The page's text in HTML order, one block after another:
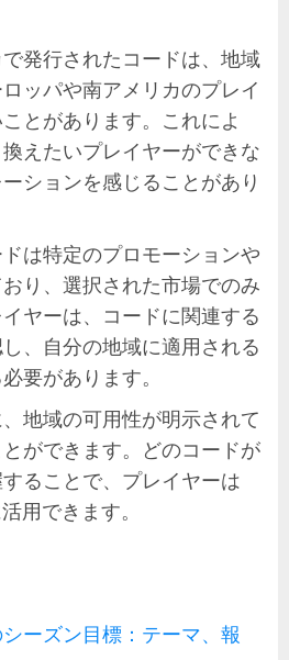
発行されたコードは、地域
ッパや南アメリカのプレイ
とがあります。これによ
えたいプレイヤーができな
ションを感じることがあり
は特定のプロモーションや
り、選択された市場でのみ
ヤーは、コードに関連する
、自分の地域に適用される
要があります。
地域の可用性が明示されて
ができます。どのコードが
ることで、プレイヤーは
用できます。
ーズン目標：テーマ、報